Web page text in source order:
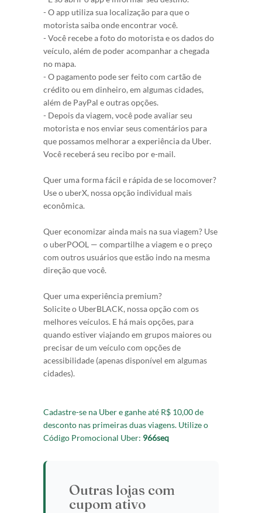
- O app utiliza sua localização para que o
motorista saiba onde encontrar você.
- Você recebe a foto do motorista e os dados do
veículo, além de poder acompanhar a chegada
no mapa.
- O pagamento pode ser feito com cartão de
crédito ou em dinheiro, em algumas cidades,
além de PayPal e outras opções.
- Depois da viagem, você pode avaliar seu
motorista e nos enviar seus comentários para
que possamos melhorar a experiência da Uber.
Você receberá seu recibo por e-mail.
Quer uma forma fácil e rápida de se locomover?
Use o uberX, nossa opção individual mais
econômica.
Quer economizar ainda mais na sua viagem? Use
o uberPOOL — compartilhe a viagem e o preço
com outros usuários que estão indo na mesma
direção que você.
Quer uma experiência premium?
Solicite o UberBLACK, nossa opção com os
melhores veículos. E há mais opções, para
quando estiver viajando em grupos maiores ou
precisar de um veículo com opções de
acessibilidade (apenas disponível em algumas
cidades).
Cadastre-se na Uber e ganhe até R$ 10,00 de
desconto nas primeiras duas viagens. Utilize o
Código Promocional Uber: 966seq
Outras lojas com
cupom ativo